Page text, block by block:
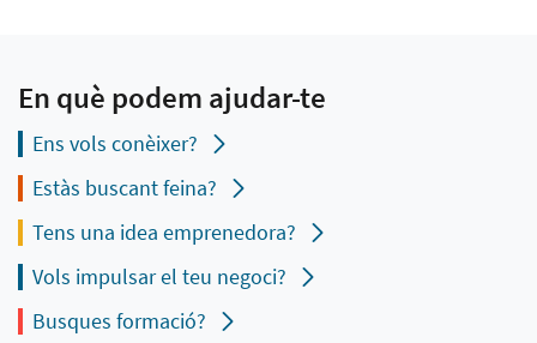
En què podem ajudar-te
Ens vols conèixer?
Estàs buscant feina?
Tens una idea emprenedora?
Vols impulsar el teu negoci?
Busques formació?